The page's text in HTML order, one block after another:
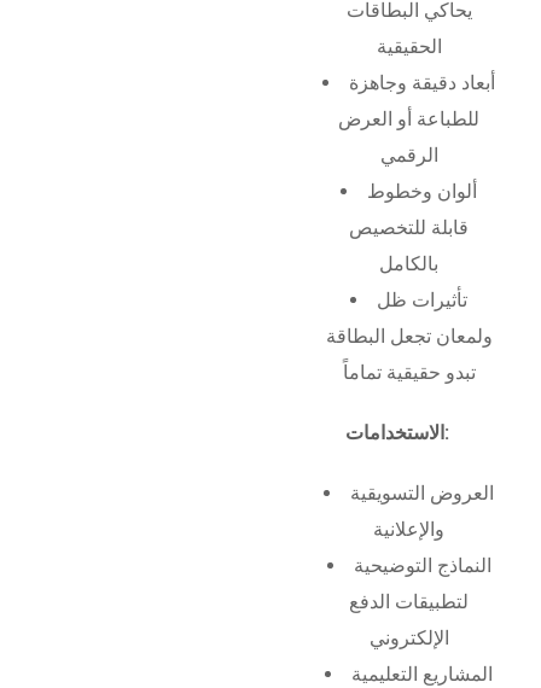
يحاكي البطاقات
الحقيقية
أبعاد دقيقة وجاهزة
للطباعة أو العرض
الرقمي
ألوان وخطوط
قابلة للتخصيص
بالكامل
تأثيرات ظل
ولمعان تجعل البطاقة
تبدو حقيقية تماماً
الاستخدامات:
العروض التسويقية
والإعلانية
النماذج التوضيحية
لتطبيقات الدفع
الإلكتروني
المشاريع التعليمية